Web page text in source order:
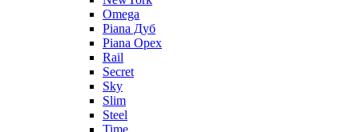
Omega
Piana Дуб
Piana Орех
Rail
Secret
Sky
Slim
Steel
Time